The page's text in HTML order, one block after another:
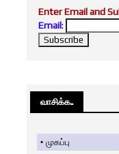
Enter Email and
Email:
வாசிக்க....
முகப்பு